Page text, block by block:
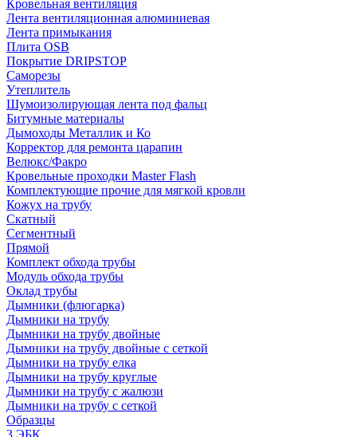
Кровельная вентиляция
Лента вентиляционная алюминиевая
Лента примыкания
Плита OSB
Покрытие DRIPSTOP
Саморезы
Утеплитель
Шумоизолирующая лента под фальц
Битумные материалы
Дымоходы Металлик и Ко
Корректор для ремонта царапин
Велюкс/Факро
Кровельные проходки Master Flash
Комплектующие прочие для мягкой кровли
Кожух на трубу
Скатный
Сегментный
Прямой
Комплект обхода трубы
Модуль обхода трубы
Оклад трубы
Дымники (флюгарка)
Дымники на трубу
Дымники на трубу двoйные
Дымники на трубу двoйные с сеткой
Дымники на трубу елка
Дымники на трубу круглые
Дымники на трубу с жалюзи
Дымники на трубу с сеткой
Образцы
3.ЭБК